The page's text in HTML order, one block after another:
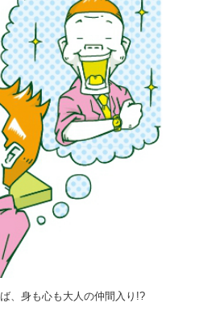
、身も心も大人の仲間入り!?